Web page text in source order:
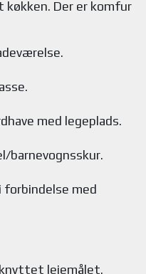
køkken. Der er komfur
.
med legeplads.
barnevognsskur.
forbindelse med
lejemålet.